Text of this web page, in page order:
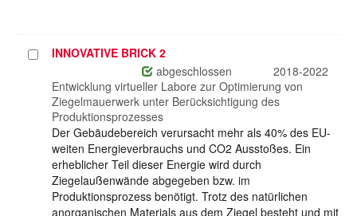
ProjektINNOVATIVE BRICK 2
abgeschlossen
2018-2022
Entwicklung virtueller Labore zur Optimierung von
Ziegelmauerwerk unter Berücksichtigung des
Produktionsprozesses
Der Gebäudebereich verursacht mehr als 40% des EU-
weiten Energieverbrauchs und CO2 Ausstoßes. Ein
erheblicher Teil dieser Energie wird durch
Ziegelaußenwände abgegeben bzw. im
Produktionsprozess benötigt. Trotz des natürlichen
anorganischen Materials aus dem Ziegel besteht und mit